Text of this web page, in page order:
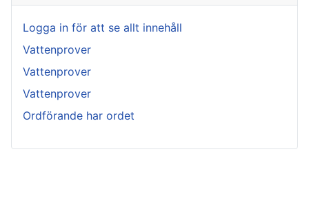
Logga in för att se allt innehåll
Vattenprover
Vattenprover
Vattenprover
Ordförande har ordet